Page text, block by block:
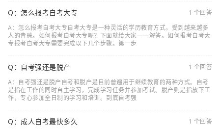
Q：怎么报考自考大专
1 个回答
A：怎么报考自考大专自考大专是一种灵活的学历教育方式，受到越来越多
人的青睐。如何报考自考大专呢？下面就给大家一一解答。如何报考自考大
专报考自考大专需要完成以下几个步骤。第一步
Q：自考强还是脱产
1 个回答
A：自考强还是脱产自考和脱产是目前普遍用于继续教育的两种方式。自考
是指在工作的同时自主学习，完成学习任务并参加考试。脱产则是指放下工
作，专心参加全日制的学习和培训。到底自考强
Q：成人自考最快多久
1 个回答